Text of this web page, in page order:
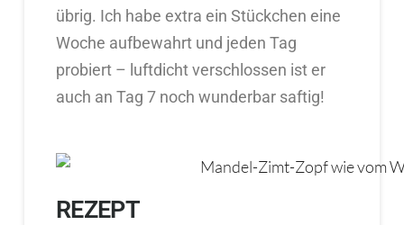
übrig. Ich habe extra ein Stückchen eine
Woche aufbewahrt und jeden Tag
probiert – luftdicht verschlossen ist er
auch an Tag 7 noch wunderbar saftig!
REZEPT